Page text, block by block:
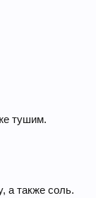
тушим.
а также соль.